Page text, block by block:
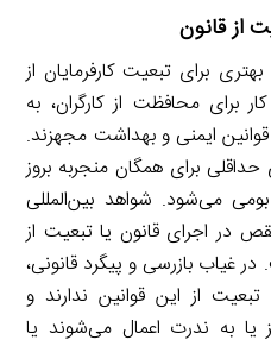
برای تبعیت کارفرمایان از
برای محافظت از کارگران، به
ایمنی و بهداشت مجهزند.
برای همگان منجربه بروز
بومی می‌شود. شواهد بین‌المللی
در اجرای قانون یا تبعیت از
غیاب بازرسی و پیگرد قانونی،
تبعیت از این قوانین ندارند و
یا به ندرت اعمال می‌شوند یا